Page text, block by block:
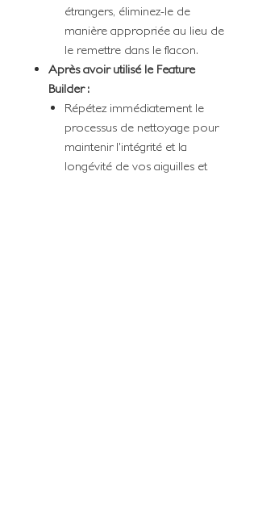
étrangers, éliminez-le de
manière appropriée au lieu de
le remettre dans le flacon.​
Après avoir utilisé le Feature
Builder :
Répétez immédiatement le
processus de nettoyage pour
maintenir l'intégrité et la
longévité de vos aiguilles et